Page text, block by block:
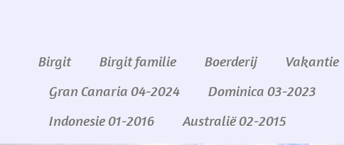
Birgit Birgit familie Boerderij Vakantie
Gran Canaria 04-2024
Dominica 03-2023
Indonesie 01-2016
Australië 02-2015